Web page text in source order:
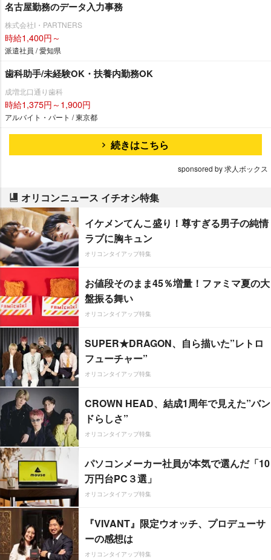
名古屋勤務のデータ入力事務
株式会社I・PARTNERS
時給1,400円～
派遣社員 / 愛知県
歯科助手/未経験OK・扶養内勤務OK
成増北口通り歯科
時給1,375円～1,900円
アルバイト・パート / 東京都
続きはこちら
sponsored by 求人ボックス
オリコンニュース イチオシ特集
イケメンてんこ盛り！尊すぎる男子の純情
ラブに胸キュン
オリコンタイアップ特集
お値段そのまま45％増量！ファミマ夏の大
盤振る舞い
オリコンタイアップ特集
SUPER★DRAGON、自ら描いた”レトロ
フューチャー”
オリコンタイアップ特集
CROWN HEAD、結成1周年で見えた”バン
ドらしさ”
オリコンタイアップ特集
パソコンメーカー社員が本気で選んだ「10
万円台PC３選」
オリコンタイアップ特集
『VIVANT』限定ウオッチ、プロデューサ
ーの感想は
オリコンタイアップ特集